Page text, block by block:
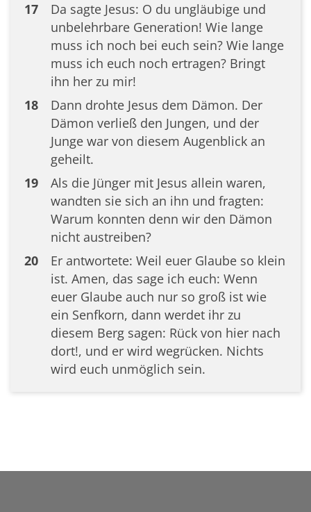
17
Da sagte Jesus: O du ungläubige und
unbelehrbare Generation! Wie lange
muss ich noch bei euch sein? Wie lange
muss ich euch noch ertragen? Bringt
ihn her zu mir!
18
Dann drohte Jesus dem Dämon. Der
Dämon verließ den Jungen, und der
Junge war von diesem Augenblick an
geheilt.
19
Als die Jünger mit Jesus allein waren,
wandten sie sich an ihn und fragten:
Warum konnten denn wir den Dämon
nicht austreiben?
20
Er antwortete: Weil euer Glaube so klein
ist. Amen, das sage ich euch: Wenn
euer Glaube auch nur so groß ist wie
ein Senfkorn, dann werdet ihr zu
diesem Berg sagen: Rück von hier nach
dort!, und er wird wegrücken. Nichts
wird euch unmöglich sein.